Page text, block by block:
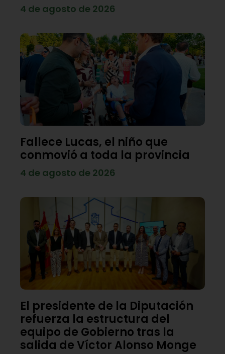
4 de agosto de 2026
Fallece Lucas, el niño que
conmovió a toda la provincia
4 de agosto de 2026
El presidente de la Diputación
refuerza la estructura del
equipo de Gobierno tras la
salida de Víctor Alonso Monge